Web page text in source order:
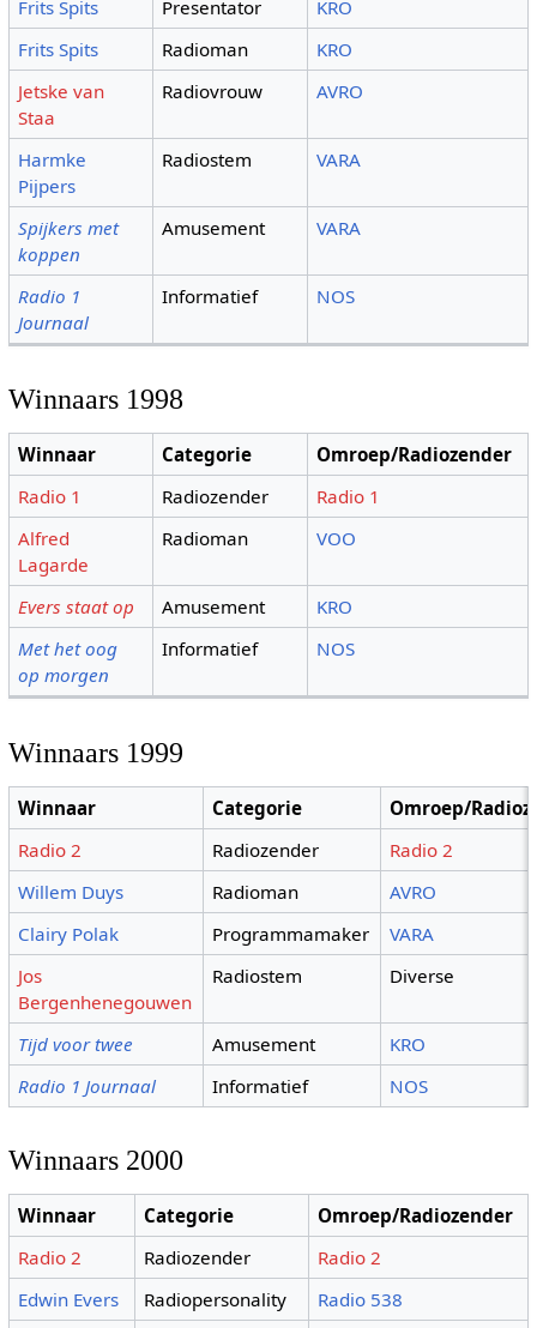
Frits Spits
Presentator
KRO
Frits Spits
Radioman
KRO
Jetske van
Staa
Radiovrouw AVRO
Harmke
Pijpers
Radiostem VARA
Spijkers met
koppen
Amusement VARA
Radio 1
Journaal
Informatief NOS
Winnaars 1998
Winnaar Categorie
Omroep/Radiozender
Radio 1
Radiozender
Radio 1
Alfred
Lagarde
Radioman VOO
Evers staat op Amusement
KRO
Met het oog
op morgen
Informatief NOS
Winnaars 1999
Winnaar Categorie
Omroep/
Radio 2
Radiozender
Radio 2
Willem Duys
Radioman
AVRO
Clairy Polak
Programmamaker
VARA
Jos
Bergenhenegouwen
Radiostem Diverse
Tijd voor twee Amusement
KRO
Radio 1 Journaal
Informatief NOS
Winnaars 2000
Winnaar Categorie
Omroep/Radiozender
Radio 2
Radiozender
Radio 2
Edwin Evers
Radiopersonality Radio 538